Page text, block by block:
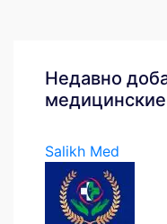
Недавно
Salikh Med